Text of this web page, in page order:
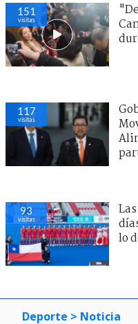
151
visitas
117
visitas
93
visitas
lo
Deporte > Noticia